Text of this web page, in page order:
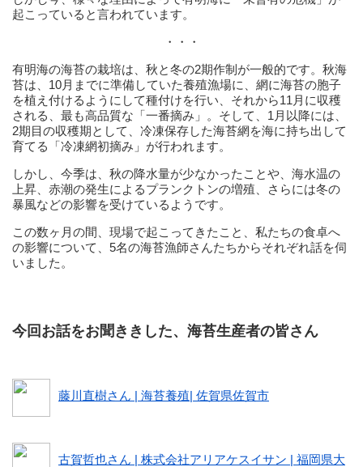
起こっていると言われています。
・・・
有明海の海苔の栽培は、秋と冬の2期作制が一般的です。秋海
苔は、10月までに準備していた養殖漁場に、網に海苔の胞子
を植え付けるようにして種付けを行い、それから11月に収穫
される、最も高品質な「一番摘み」。そして、1月以降には、
2期目の収穫期として、冷凍保存した海苔網を海に持ち出して
育てる「冷凍網初摘み」が行われます。
しかし、今季は、秋の降水量が少なかったことや、海水温の
上昇、赤潮の発生によるプランクトンの増殖、さらには冬の
暴風などの影響を受けているようです。
この数ヶ月の間、現場で起こってきたこと、私たちの食卓へ
の影響について、5名の海苔漁師さんたちからそれぞれ話を伺
いました。
今回お話をお聞ききした、海苔生産者の皆さん
藤川直樹さん | 海苔養殖| 佐賀県佐賀市
古賀哲也さん | 株式会社アリアケスイサン | 福岡県大